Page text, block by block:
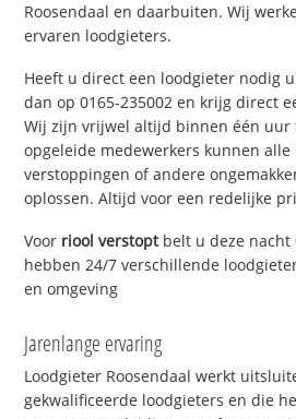
Roosendaal en daarbuiten. Wij
ervaren loodgieters.
Heeft u direct een loodgieter nodig
dan op 0165-235002 en krijg direct
Wij zijn vrijwel altijd binnen één uur
opgeleide medewerkers kunnen alle
verstoppingen of andere
oplossen. Altijd voor een redelijke
Voor riool verstoptbelt u deze nacht
hebben 24/7 verschillende
en omgeving
Jarenlange ervaring
Loodgieter Roosendaal werkt
gekwalificeerde loodgieters en die